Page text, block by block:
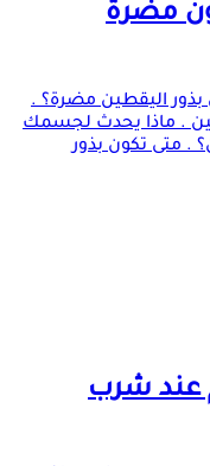
مضرة
بذور اليقطين مضرة؟ .
. ماذا يحدث لجسمك
. متى تكون بذور
عند شرب